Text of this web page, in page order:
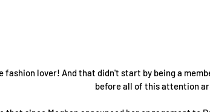
fashion lover! And that didn't start by being a
before all of this attention